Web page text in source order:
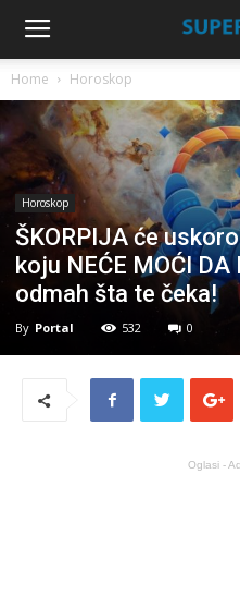
Home Horoskop
Horoskop
ŠKORPIJA će
koju NEĆE MOĆI
odmah šta te čeka!
By Portal 532 0
Oglasi -